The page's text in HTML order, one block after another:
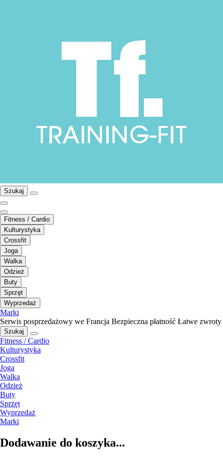
Szukaj
Fitness / Cardio
Kulturystyka
Crossfit
Joga
Walka
Odzież
Buty
Sprzęt
Wyprzedaż
Marki
Serwis posprzedażowy we Francja Bezpieczna płatność Łatwe zwroty
Szukaj
Fitness / Cardio
Kulturystyka
Crossfit
Joga
Walka
Odzież
Buty
Sprzęt
Wyprzedaż
Marki
Dodawanie do koszyka...